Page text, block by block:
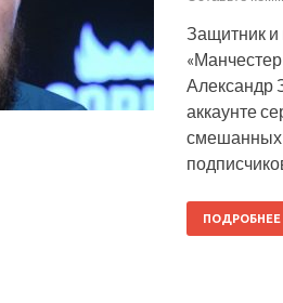
Защитник и
Александр
аккаунте
смешанных
ПОДРОБНЕЕ